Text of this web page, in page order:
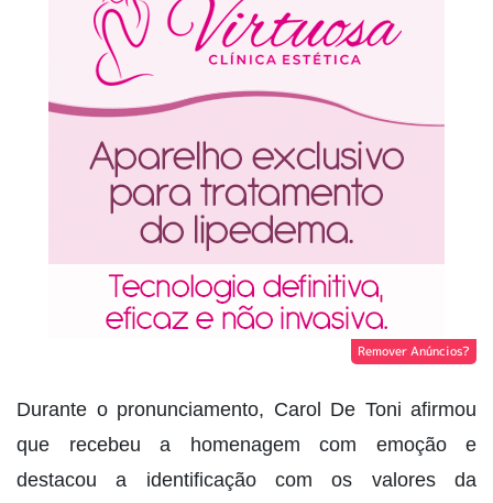
Remover Anúncios?
Durante o pronunciamento, Carol De Toni afirmou
que recebeu a homenagem com emoção e
destacou a identificação com os valores da